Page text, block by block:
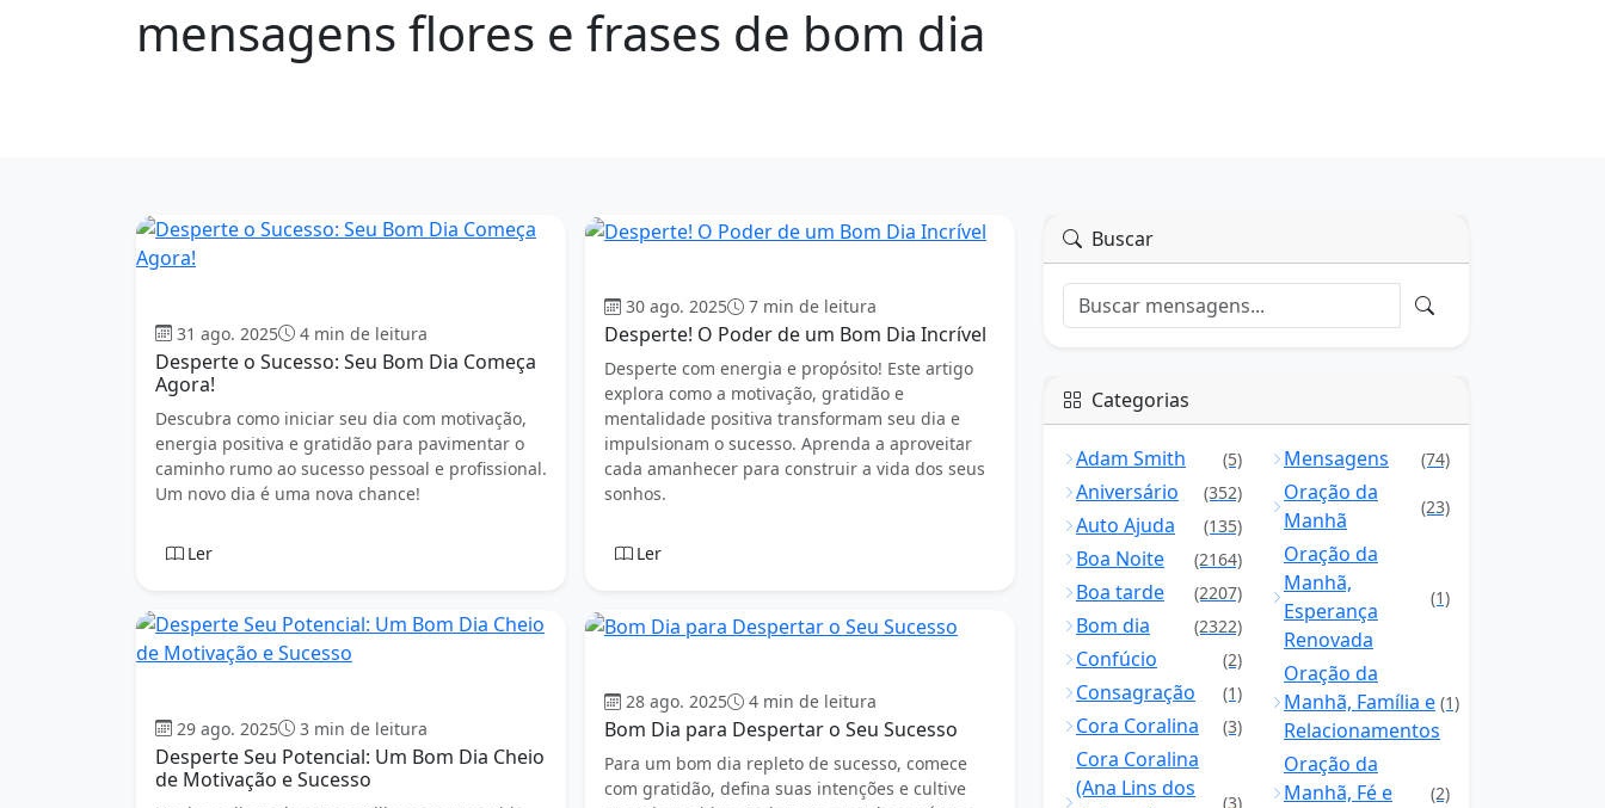
mensagens flores e frases de bom dia
31 ago. 2025 4 min de leitura
Desperte o Sucesso: Seu Bom Dia Começa
Agora!
Descubra como iniciar seu dia com motivação,
energia positiva e gratidão para pavimentar o
caminho rumo ao sucesso pessoal e profissional.
Um novo dia é uma nova chance!
Ler
30 ago. 2025 7 min de leitura
Desperte! O Poder de um Bom Dia Incrível
Desperte com energia e propósito! Este artigo
explora como a motivação, gratidão e
mentalidade positiva transformam seu dia e
impulsionam o sucesso. Aprenda a aproveitar
cada amanhecer para construir a vida dos seus
sonhos.
Ler
29 ago. 2025 3 min de leitura
Desperte Seu Potencial: Um Bom Dia Cheio
de Motivação e Sucesso
28 ago. 2025 4 min de leitura
Bom Dia para Despertar o Seu Sucesso
Para um bom dia repleto de sucesso, comece
com gratidão, defina suas intenções e cultive
Buscar
Categorias
Adam Smith (5)
Aniversário (352)
Auto Ajuda (135)
Boa Noite (2164)
Boa tarde (2207)
Bom dia (2322)
Confúcio (2)
Consagração (1)
Cora Coralina (3)
Cora Coralina
(Ana Lins dos
(3)
Mensagens (74)
Oração da
Manhã
(23)
Oração da
Manhã,
Esperança
Renovada
(1)
Oração da
Manhã, Família e
Relacionamentos
(1)
Oração da
Manhã, Fé e
(2)